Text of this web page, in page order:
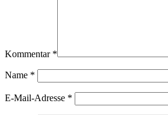
Kommentar *
Name *
E-Mail-Adresse *